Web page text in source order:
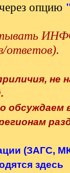
опцию
ответов).
не
(ЗАГС,
здесь